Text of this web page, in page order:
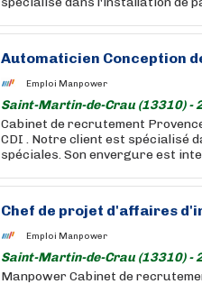
Automaticien Conception
Emploi Manpower
Saint-Martin-de-Crau (13310) -
Cabinet de recrutement
CDI . Notre client est spécialisé
spéciales. Son envergure est
Chef de projet d'affaires
Emploi Manpower
Saint-Martin-de-Crau (13310) -
Manpower Cabinet de